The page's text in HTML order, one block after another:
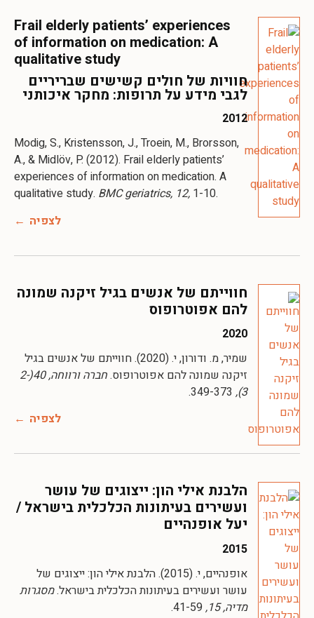
Frail elderly patients’ experiences
of information on medication: A
qualitative study
חוויות של חולים קשישים שבריריים
לגבי מידע על תרופות: מחקר איכותני
2012
Modig, S., Kristensson, J., Troein, M., Brorsson,
A., & Midlöv, P. (2012). Frail elderly patients’
experiences of information on medication. A
qualitative study. BMC geriatrics, 12, 1-10.
לצפיה
חווייתם של אנשים בגיל זיקנה שמונה
להם אפוטרופוס
2020
שמיר, מ. ודורון, י. (2020). חווייתם של אנשים בגיל
זיקנה שמונה להם אפוטרופוס.
חברה ורווחה, 40(2-
3),
לצפיה
הלבנת אילי הון: ייצוגים של עושר
ועשירים בעיתונות הכלכלית בישראל /
יעל אופנהיים
2015
אופנהיים, י. (2015). הלבנת אילי הון: ייצוגים של
עושר ועשירים בעיתונות הכלכלית בישראל.מסגרות
מדיה, 15,